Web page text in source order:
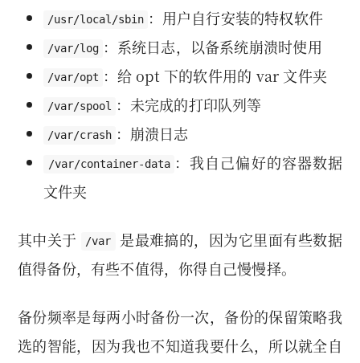
/usr/local/sbin ：用户自行安装的特权软件
/var/log ：系统日志，以备系统崩溃时使用
/var/opt ：给 opt 下的软件用的 var 文件夹
/var/spool ：未完成的打印队列等
/var/crash ：崩溃日志
/var/container-data ：我自己偏好的容器数据
文件夹
其中关于 /var
是最难搞的，因为它里面有些数据
值得备份，有些不值得，你得自己慢慢择。
备份频率是每两小时备份一次，备份的保留策略我
选的智能，因为我也不知道我要什么，所以就全自